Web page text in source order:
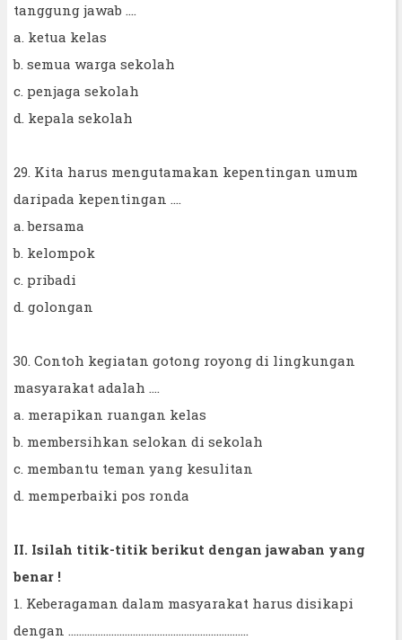
tanggung jawab ....
a. ketua kelas
b. semua warga sekolah
c. penjaga sekolah
d. kepala sekolah
29. Kita harus mengutamakan kepentingan umum
daripada kepentingan ....
a. bersama
b. kelompok
c. pribadi
d. golongan
30. Contoh kegiatan gotong royong di lingkungan
masyarakat adalah ….
a. merapikan ruangan kelas
b. membersihkan selokan di sekolah
c. membantu teman yang kesulitan
d. memperbaiki pos ronda
II. Isilah titik-titik berikut dengan jawaban yang
benar !
1. Keberagaman dalam masyarakat harus disikapi
dengan ………..........................................................